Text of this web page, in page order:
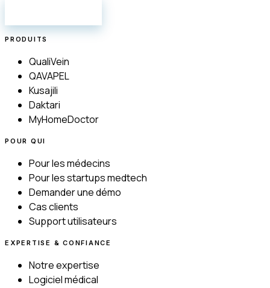
PRODUITS
QualiVein
QAVAPEL
Kusajili
Daktari
MyHomeDoctor
POUR QUI
Pour les médecins
Pour les startups medtech
Demander une démo
Cas clients
Support utilisateurs
EXPERTISE & CONFIANCE
Notre expertise
Logiciel médical